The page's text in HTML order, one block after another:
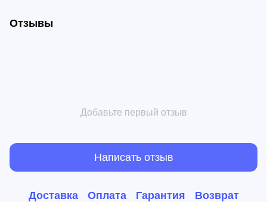
Отзывы
Добавьте первый отзыв
Написать отзыв
Доставка Оплата Гарантия Возврат